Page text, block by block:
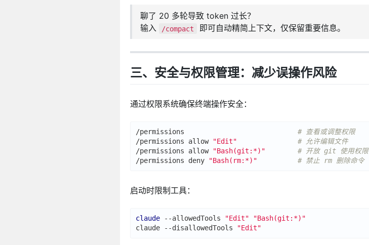
聊了 20 多轮导致 token 过长？
输入
/compact 即可自动精简上下文，仅保留重要信息。
三、安全与权限管理：减少误操作风险
通过权限系统确保终端操作安全：
/permissions # 查看或调整权限
/permissions allow "Edit"
# 允许编辑文件
/permissions allow "Bash(git:*)"
# 开放 git 使用权限
/permissions deny
"Bash(rm:*)" # 禁止 rm 删除命令
启动时限制工具：
claude --allowedTools "Edit"
"Bash(git:*)"
claude --disallowedTools
"Edit"